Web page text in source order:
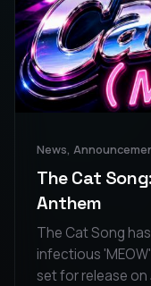
News,
The Cat
Anthem
The Cat Song
infectious
set for release on